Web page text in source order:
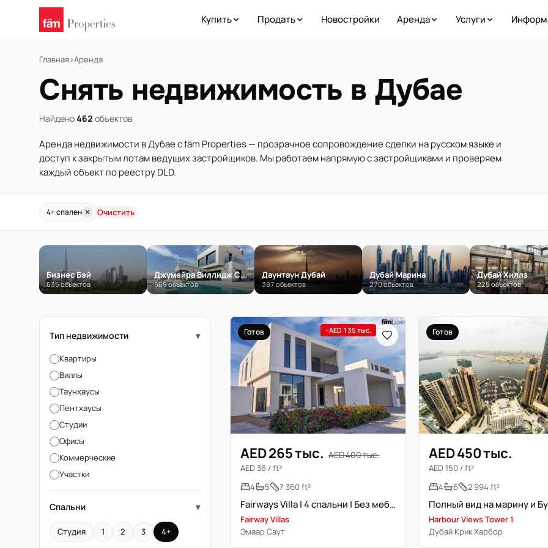
Купить Продать Новостройки Аренда Услуги
Главная›Аренда
Снять недвижимость в Дубае
Найдено462 объектов
Аренда недвижимости в Дубае с fäm Properties — прозрачное сопровождение сделки на русском языке и
доступ к закрытым лотам ведущих застройщиков. Мы работаем напрямую с застройщиками и проверяем
каждый объект по реестру DLD.
4+ спален ✕ Очистить
Бизнес Бэй
635 объектов
Джумейра Виллидж Серкл (JVC)
569 объектов
Даунтаун Дубай
387 объектов
Дубай Марина
270 объектов
Дубай Хиллз
225 объектов
Тип недвижимости ▾
Квартиры
Виллы
Таунхаусы
Пентхаусы
Студии
Офисы
Коммерческие
Участки
Спальни ▾
Студия 1 2 3 4+
Готов −AED 135 тыс.
AED 265 тыс. AED 400 тыс.
AED 36 / ft²
4
5 7 360 ft²
Fairways Villa | 4 спальни | Без мебели
Fairway Villas
Эмаар Саут
Готов
AED 450 тыс.
AED 150 / ft²
4
6 2 994 ft²
Harbour Views Tower 1
Дубай Крик Харбор